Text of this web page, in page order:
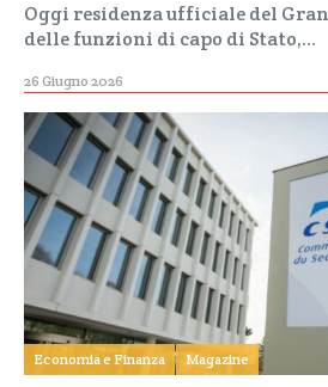
Oggi residenza ufficiale del
delle funzioni di capo di Stato,…
26 Giugno 2026
Economia e Finanza Magazine